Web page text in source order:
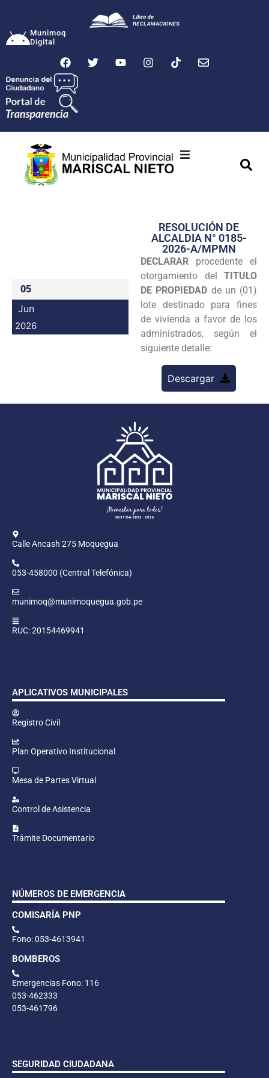
Munimoq
Digital
Transparencia
Seguridad
Programas
Intranet
05
Jun
2026
RESOLUCIÓN DE
ALCALDIA N° 0185-
2026-A/MPMN
DECLARAR procedente el
otorgamiento del TITULO
DE PROPIEDAD de un (01)
lote destinado para fines
de vivienda a favor de los
administrados, según el
siguiente detalle:
Descargar
Calle Ancash 275 Moquegua
053-458000 (Central Telefónica)
munimoq@munimoquegua.gob.pe
RUC: 20154469941
APLICATIVOS MUNICIPALES
Registro Civil
Plan Operativo Institucional
Mesa de Partes Virtual
Control de Asistencia
Trámite Documentario
NÚMEROS DE EMERGENCIA
COMISARÍA PNP
Fono: 053-4613941
BOMBEROS
Emergencias Fono: 116
053-462333
053-461796
SEGURIDAD CIUDADANA